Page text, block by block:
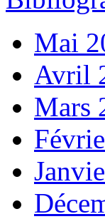
Mai
Avril
Mars